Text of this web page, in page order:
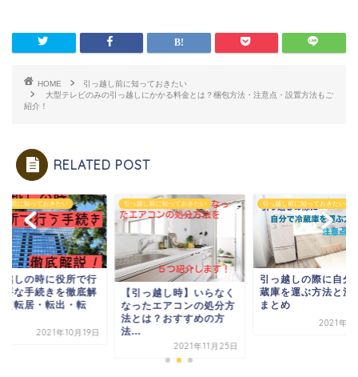
HOME
引っ越し前に知っておきたい
大型テレビのみの引っ越しにかかる料金とは？梱包方法・注意点・設置方法もご
紹介！
RELATED POST
し前に知っておきたい
越しの時に役所で行
要な手続きを徹底解
（転居・転出・転
2021年10月19日
引っ越し前に知っておきたい
【引っ越し時】いらなく
なったエアコンの処分方
法とは？おすすめの方
法...
2021年11月25日
引っ越し前に知っておきたい
引っ越しの際に自分
蔵庫を運ぶ方法と注
まとめ
2021年11